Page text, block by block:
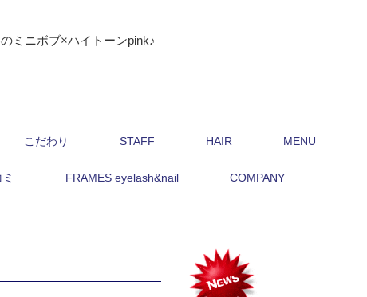
ミニボブ×ハイトーンpink♪
こだわり STAFF HAIR MENU
FRAMES eyelash&nail COMPANY